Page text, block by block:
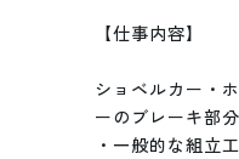
【仕事内容】
ショベルカー・
ーのブレーキ部
・一般的な組立